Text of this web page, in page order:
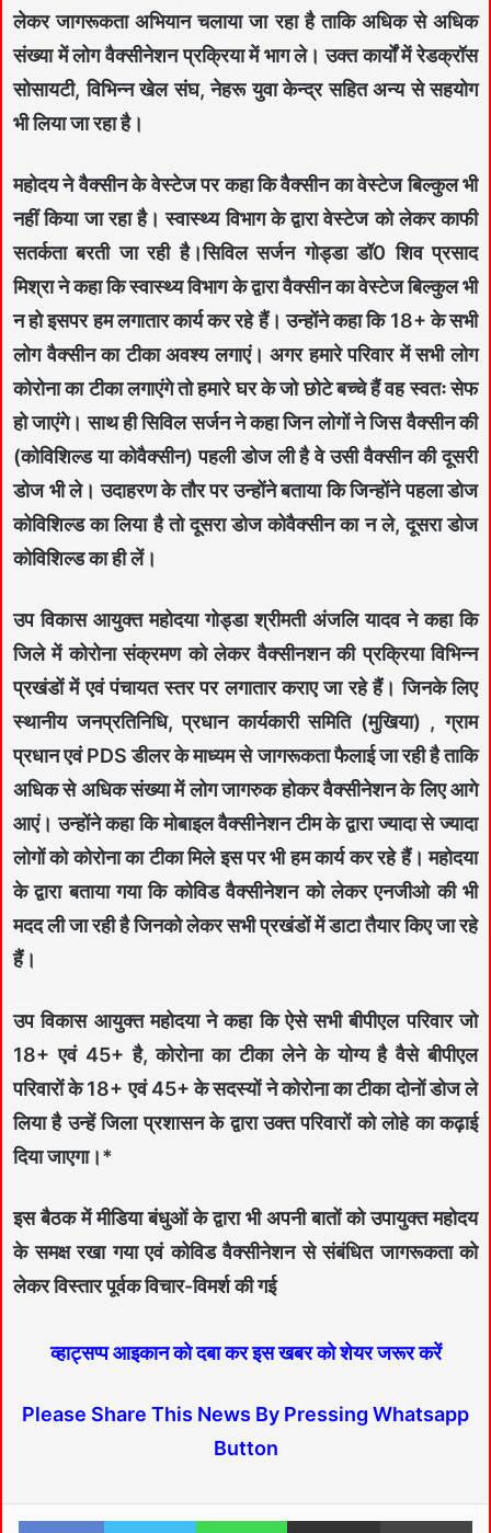
लेकर जागरूकता अभियान चलाया जा रहा है ताकि अधिक से अधिक
संख्या में लोग वैक्सीनेशन प्रक्रिया में भाग ले। उक्त कार्यों में रेडक्रॉस
सोसायटी, विभिन्न खेल संघ, नेहरू युवा केन्द्र सहित अन्य से सहयोग
भी लिया जा रहा है।
महोदय ने वैक्सीन के वेस्टेज पर कहा कि वैक्सीन का वेस्टेज बिल्कुल भी
नहीं किया जा रहा है। स्वास्थ्य विभाग के द्वारा वेस्टेज को लेकर काफी
सतर्कता बरती जा रही है।सिविल सर्जन गोड्डा डॉ0 शिव प्रसाद
मिश्रा ने कहा कि स्वास्थ्य विभाग के द्वारा वैक्सीन का वेस्टेज बिल्कुल भी
न हो इसपर हम लगातार कार्य कर रहे हैं। उन्होंने कहा कि 18+ के सभी
लोग वैक्सीन का टीका अवश्य लगाएं। अगर हमारे परिवार में सभी लोग
कोरोना का टीका लगाएंगे तो हमारे घर के जो छोटे बच्चे हैं वह स्वतः सेफ
हो जाएंगे। साथ ही सिविल सर्जन ने कहा जिन लोगों ने जिस वैक्सीन की
(कोविशिल्ड या कोवैक्सीन) पहली डोज ली है वे उसी वैक्सीन की दूसरी
डोज भी ले। उदाहरण के तौर पर उन्होंने बताया कि जिन्होंने पहला डोज
कोविशिल्ड का लिया है तो दूसरा डोज कोवैक्सीन का न ले, दूसरा डोज
कोविशिल्ड का ही लें।
उप विकास आयुक्त महोदया गोड्डा श्रीमती अंजलि यादव ने कहा कि
जिले में कोरोना संक्रमण को लेकर वैक्सीनशन की प्रक्रिया विभिन्न
प्रखंडों में एवं पंचायत स्तर पर लगातार कराए जा रहे हैं। जिनके लिए
स्थानीय जनप्रतिनिधि, प्रधान कार्यकारी समिति (मुखिया) , ग्राम
प्रधान एवं PDS डीलर के माध्यम से जागरूकता फैलाई जा रही है ताकि
अधिक से अधिक संख्या में लोग जागरुक होकर वैक्सीनेशन के लिए आगे
आएं। उन्होंने कहा कि मोबाइल वैक्सीनेशन टीम के द्वारा ज्यादा से ज्यादा
लोगों को कोरोना का टीका मिले इस पर भी हम कार्य कर रहे हैं। महोदया
के द्वारा बताया गया कि कोविड वैक्सीनेशन को लेकर एनजीओ की भी
मदद ली जा रही है जिनको लेकर सभी प्रखंडों में डाटा तैयार किए जा रहे
हैं।
उप विकास आयुक्त महोदया ने कहा कि ऐसे सभी बीपीएल परिवार जो
18+ एवं 45+ है, कोरोना का टीका लेने के योग्य है वैसे बीपीएल
परिवारों के 18+ एवं 45+ के सदस्यों ने कोरोना का टीका दोनों डोज ले
लिया है उन्हें जिला प्रशासन के द्वारा उक्त परिवारों को लोहे का कढ़ाई
दिया जाएगा।*
इस बैठक में मीडिया बंधुओं के द्वारा भी अपनी बातों को उपायुक्त महोदय
के समक्ष रखा गया एवं कोविड वैक्सीनेशन से संबंधित जागरूकता को
लेकर विस्तार पूर्वक विचार-विमर्श की गई
व्हाट्सप्प आइकान को दबा कर इस खबर को शेयर जरूर करें
Please Share This News By Pressing Whatsapp
Button